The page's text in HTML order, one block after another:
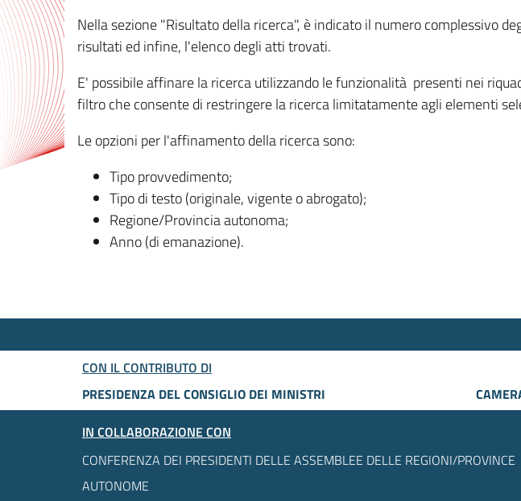
Nella sezione "Risultato della ricerca", è indicato il numero complessivo
risultati ed infine, l'elenco degli atti trovati.
E' possibile affinare la ricerca utilizzando le funzionalità presenti nei
filtro che consente di restringere la ricerca limitatamente agli elementi
Le opzioni per l'affinamento della ricerca sono:
Tipo provvedimento;
Tipo di testo (originale, vigente o abrogato);
Regione/Provincia autonoma;
Anno (di emanazione).
CON IL CONTRIBUTO DI
PRESIDENZA DEL CONSIGLIO DEI MINISTRI
IN COLLABORAZIONE CON
CONFERENZA DEI PRESIDENTI DELLE ASSEMBLEE DELLE REGIONI/PROVINCE
AUTONOME